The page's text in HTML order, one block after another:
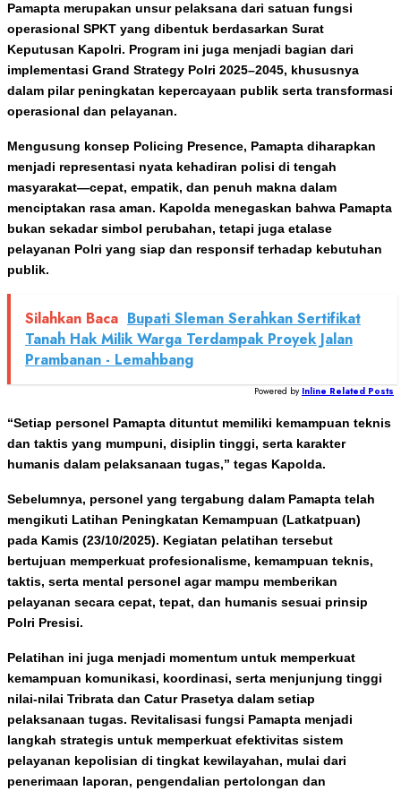
Pamapta merupakan unsur pelaksana dari satuan fungsi
operasional SPKT yang dibentuk berdasarkan Surat
Keputusan Kapolri. Program ini juga menjadi bagian dari
implementasi Grand Strategy Polri 2025–2045, khususnya
dalam pilar peningkatan kepercayaan publik serta transformasi
operasional dan pelayanan.
Mengusung konsep Policing Presence, Pamapta diharapkan
menjadi representasi nyata kehadiran polisi di tengah
masyarakat—cepat, empatik, dan penuh makna dalam
menciptakan rasa aman. Kapolda menegaskan bahwa Pamapta
bukan sekadar simbol perubahan, tetapi juga etalase
pelayanan Polri yang siap dan responsif terhadap kebutuhan
publik.
Silahkan Baca Bupati Sleman Serahkan Sertifikat
Tanah Hak Milik Warga Terdampak Proyek Jalan
Prambanan - Lemahbang
Powered by Inline Related Posts
“Setiap personel Pamapta dituntut memiliki kemampuan teknis
dan taktis yang mumpuni, disiplin tinggi, serta karakter
humanis dalam pelaksanaan tugas,” tegas Kapolda.
Sebelumnya, personel yang tergabung dalam Pamapta telah
mengikuti Latihan Peningkatan Kemampuan (Latkatpuan)
pada Kamis (23/10/2025). Kegiatan pelatihan tersebut
bertujuan memperkuat profesionalisme, kemampuan teknis,
taktis, serta mental personel agar mampu memberikan
pelayanan secara cepat, tepat, dan humanis sesuai prinsip
Polri Presisi.
Pelatihan ini juga menjadi momentum untuk memperkuat
kemampuan komunikasi, koordinasi, serta menjunjung tinggi
nilai-nilai Tribrata dan Catur Prasetya dalam setiap
pelaksanaan tugas. Revitalisasi fungsi Pamapta menjadi
langkah strategis untuk memperkuat efektivitas sistem
pelayanan kepolisian di tingkat kewilayahan, mulai dari
penerimaan laporan, pengendalian pertolongan dan